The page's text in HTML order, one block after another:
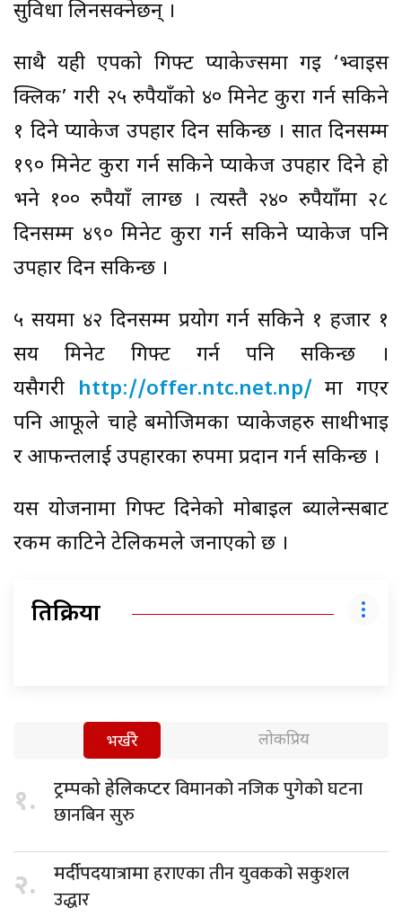
सुविधा लिनसक्नेछन् ।
साथै यही एपको गिफ्ट प्याकेज्समा गइ ‘भ्वाइस
क्लिक’ गरी २५ रुपैयाँको ४० मिनेट कुरा गर्न सकिने
१ दिने प्याकेज उपहार दिन सकिन्छ । सात दिनसम्म
१९० मिनेट कुरा गर्न सकिने प्याकेज उपहार दिने हो
भने १०० रुपैयाँ लाग्छ । त्यस्तै २४० रुपैयाँमा २८
दिनसम्म ४९० मिनेट कुरा गर्न सकिने प्याकेज पनि
उपहार दिन सकिन्छ ।
५ सयमा ४२ दिनसम्म प्रयोग गर्न सकिने १ हजार १
सय मिनेट गिफ्ट गर्न पनि सकिन्छ ।
यसैगरी http://offer.ntc.net.np/मा गएर
पनि आफूले चाहे बमोजिमका प्याकेजहरु साथीभाइ
र आफन्तलाई उपहारका रुपमा प्रदान गर्न सकिन्छ ।
यस योजनामा गिफ्ट दिनेको मोबाइल ब्यालेन्सबाट
रकम काटिने टेलिकमले जनाएकाे छ ।
प्रतिक्रिया
भर्खरै लोकप्रिय
१. ट्रम्पको हेलिकप्टरविमानको नजिक पुगेको घटना
छानबिन सुरु
२. मर्दी पदयात्रामाहराएका तीन युवकको सकुशल
उद्धार